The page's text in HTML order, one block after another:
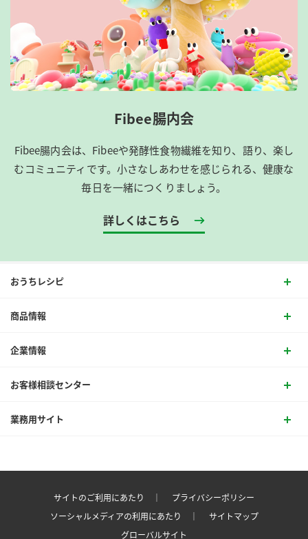
Fibee腸内会
Fibee腸内会は、​Fibeeや発酵性食物繊維を知り、語り、楽し
むコミュニティです。​小さなしあわせを感じられる、健康な
毎日を一緒につくりましょう。
詳しくはこちら
おうちレシピ
商品情報
企業情報
お客様相談センター
業務用サイト
サイトのご利用にあたり ｜
プライバシーポリシー
ソーシャルメディアの利用にあたり ｜
サイトマップ
グローバルサイト